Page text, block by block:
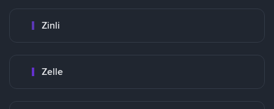
Zinli
Zelle